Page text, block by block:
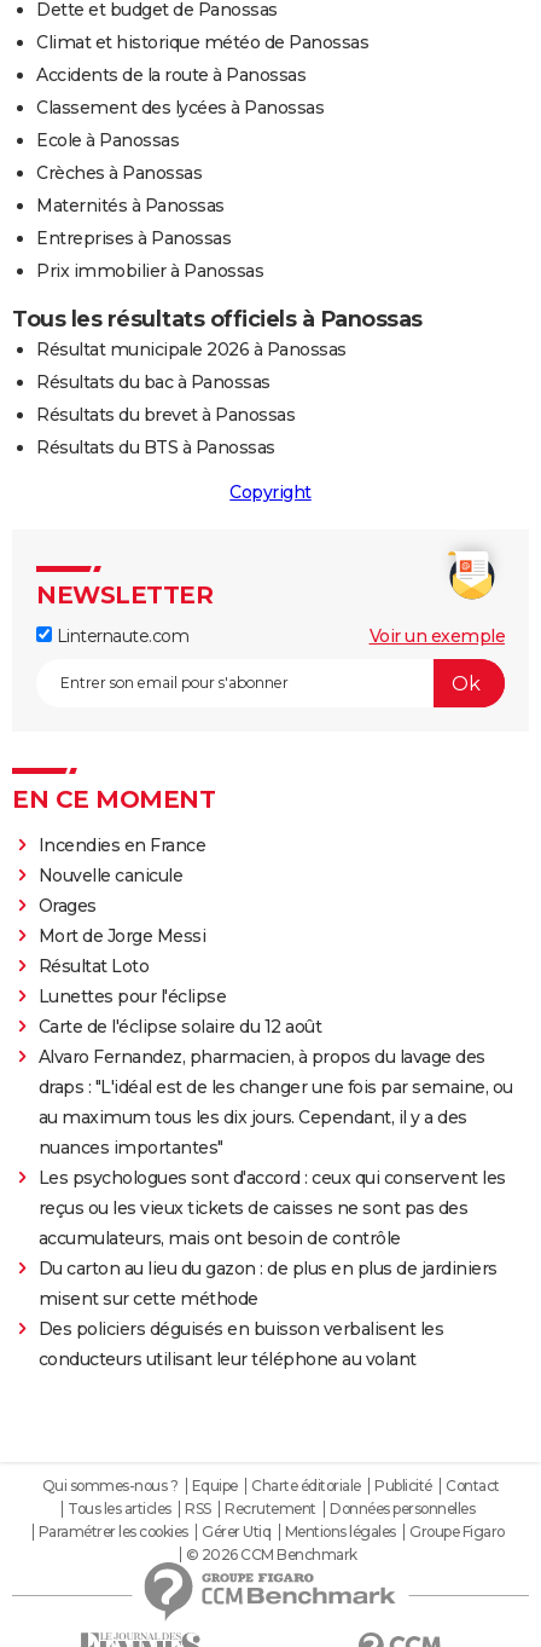
Dette et budget de Panossas
Climat et historique météo de Panossas
Accidents de la route à Panossas
Classement des lycées à Panossas
Ecole à Panossas
Crèches à Panossas
Maternités à Panossas
Entreprises à Panossas
Prix immobilier à Panossas
Tous les résultats officiels à Panossas
Résultat municipale 2026 à Panossas
Résultats du bac à Panossas
Résultats du brevet à Panossas
Résultats du BTS à Panossas
Copyright
NEWSLETTER
Linternaute.com Voir un exemple
EN CE MOMENT
Incendies en France
Nouvelle canicule
Orages
Mort de Jorge Messi
Résultat Loto
Lunettes pour l'éclipse
Carte de l'éclipse solaire du 12 août
Alvaro Fernandez, pharmacien, à propos du lavage des
draps : "L'idéal est de les changer une fois par semaine, ou
au maximum tous les dix jours. Cependant, il y a des
nuances importantes"
Les psychologues sont d'accord : ceux qui conservent les
reçus ou les vieux tickets de caisses ne sont pas des
accumulateurs, mais ont besoin de contrôle
Du carton au lieu du gazon : de plus en plus de jardiniers
misent sur cette méthode
Des policiers déguisés en buisson verbalisent les
conducteurs utilisant leur téléphone au volant
Qui sommes-nous ? Equipe Charte éditoriale Publicité
Contact
Tous les articles
RSS Recrutement
Données personnelles
Paramétrer les cookies
Gérer Utiq Mentions légales
Groupe Figaro
© 2026 CCM Benchmark